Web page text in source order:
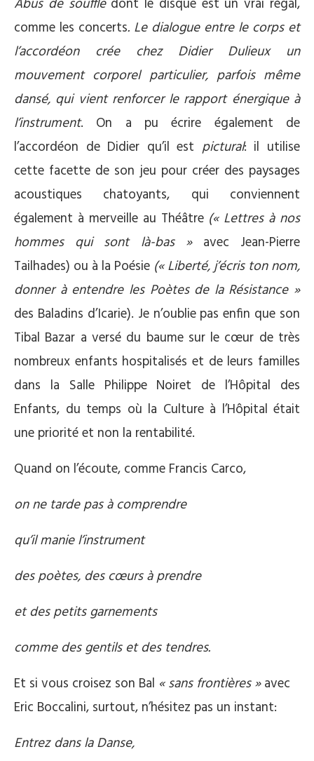
comme les concerts. Le dialogue entre le corps et
l’accordéon crée chez Didier Dulieux un
mouvement corporel particulier, parfois même
dansé, qui vient renforcer le rapport énergique à
l’instrument. On a pu écrire également de
l’accordéon de Didier qu’il est pictural: il utilise
cette facette de son jeu pour créer des paysages
acoustiques chatoyants, qui conviennent
également à merveille au Théâtre (« Lettres à nos
hommes qui sont là-bas »avec Jean-Pierre
Tailhades) ou à la Poésie (« Liberté, j’écris ton nom,
donner à entendre les Poètes de la Résistance »
des Baladins d’Icarie). Je n’oublie pas enfin que son
Tibal Bazar a versé du baume sur le cœur de très
nombreux enfants hospitalisés et de leurs familles
dans la Salle Philippe Noiret de l’Hôpital des
Enfants, du temps où la Culture à l’Hôpital était
une priorité et non la rentabilité.
Quand on l’écoute, comme Francis Carco,
on ne tarde pas à comprendre
qu’il manie l’instrument
des poètes, des cœurs à prendre
et des petits garnements
comme des gentils et des tendres.
Et si vous croisez son Bal « sans frontières »avec
Eric Boccalini, surtout, n’hésitez pas un instant:
Entrez dans la Danse,